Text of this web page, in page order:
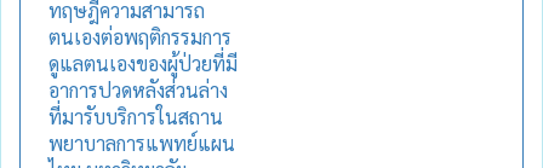
ทฤษฎีความสามารถ
ตนเองต่อพฤติกรรมการ
ดูแลตนเองของผู้ป่วยที่มี
อาการปวดหลังส่วนล่าง
ที่มารับบริการในสถาน
พยาบาลการแพทย์แผน